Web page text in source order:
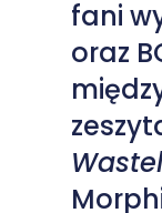
fani
oraz